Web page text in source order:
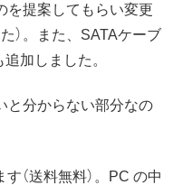
を提案してもらい変更
）。また、SATAケーブ
加しました。
と分からない部分なの
（送料無料）。PC の中